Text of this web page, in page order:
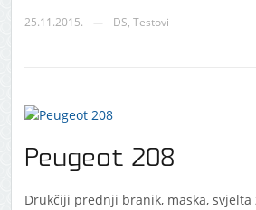
25.11.2015. DS, Testovi
Peugeot 208
Drukčiji prednji branik, maska, svjelta